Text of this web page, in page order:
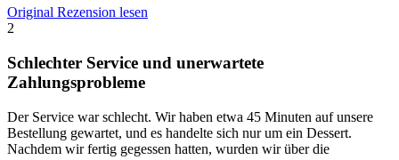
Original Rezension lesen
2
Schlechter Service und unerwartete
Zahlungsprobleme
Der Service war schlecht. Wir haben etwa 45 Minuten auf unsere
Bestellung gewartet, und es handelte sich nur um ein Dessert.
Nachdem wir fertig gegessen hatten, wurden wir über die